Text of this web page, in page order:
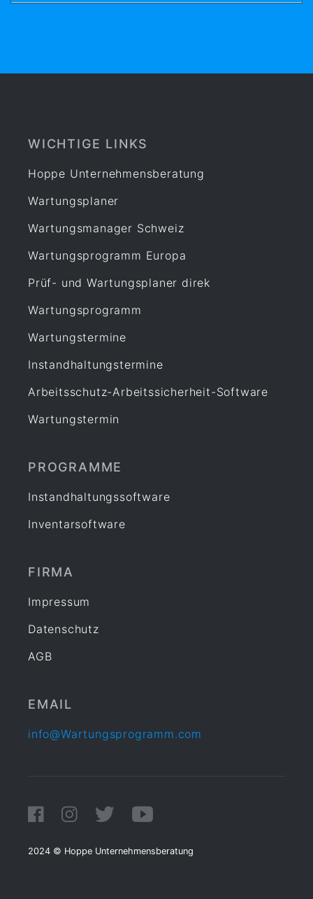
WICHTIGE LINKS
Hoppe Unternehmensberatung
Wartungsplaner
Wartungsmanager Schweiz
Wartungsprogramm Europa
Prüf- und Wartungsplaner direk
Wartungsprogramm
Wartungstermine
Instandhaltungstermine
Arbeitsschutz-Arbeitssicherheit-Software
Wartungstermin
PROGRAMME
Instandhaltungssoftware
Inventarsoftware
FIRMA
Impressum
Datenschutz
AGB
EMAIL
info@Wartungsprogramm.com
2024 © Hoppe Unternehmensberatung